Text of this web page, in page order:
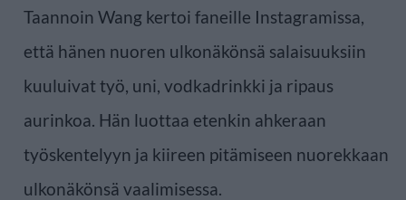
Taannoin Wang kertoi faneille Instagramissa,
että hänen nuoren ulkonäkönsä salaisuuksiin
kuuluivat työ, uni, vodkadrinkki ja ripaus
aurinkoa. Hän luottaa etenkin ahkeraan
työskentelyyn ja kiireen pitämiseen nuorekkaan
ulkonäkönsä vaalimisessa.